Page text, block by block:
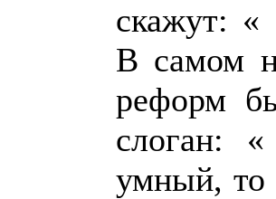
скажут: «
В самом
реформ
слоган:
умный, то